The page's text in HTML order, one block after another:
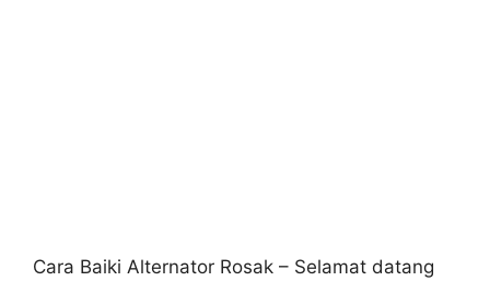
Cara Baiki Alternator Rosak – Selamat datang